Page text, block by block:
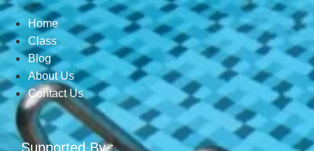
Home
Class
Blog
About Us
Contact Us
Supported By :